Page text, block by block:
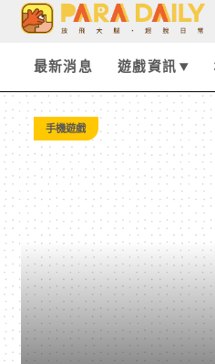
最新消息 遊戲資訊
手機遊戲